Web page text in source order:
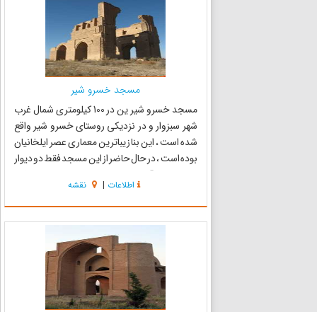
مسجد خسرو شیر
مسجد خسرو شیر ین در 100 کیلومتری شمال غرب
شهر سبزوار و در نزدیکی روستای خسرو شیر واقع
شده است ، این بنا زیباترین معماری عصر ایلخانیان
بوده است ، در حال حاضر از این مسجد فقط دو دیوار
جانبی ایوان آن باقی مانده است که در نوع خود یکی
از شاهکارهای جالب معماری منطقه محسوب
می‌شود ، ارتفاع این...
اطلاعات | نقشه